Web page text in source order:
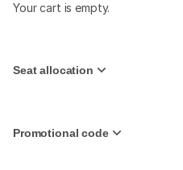
Your cart is empty.
Seat allocation
Promotional code